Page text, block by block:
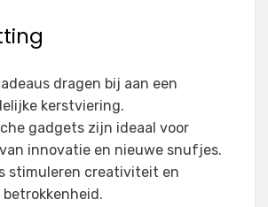
dragen bij aan een
kerstviering.
gadgets zijn ideaal voor
innovatie en nieuwe snufjes.
stimuleren creativiteit en